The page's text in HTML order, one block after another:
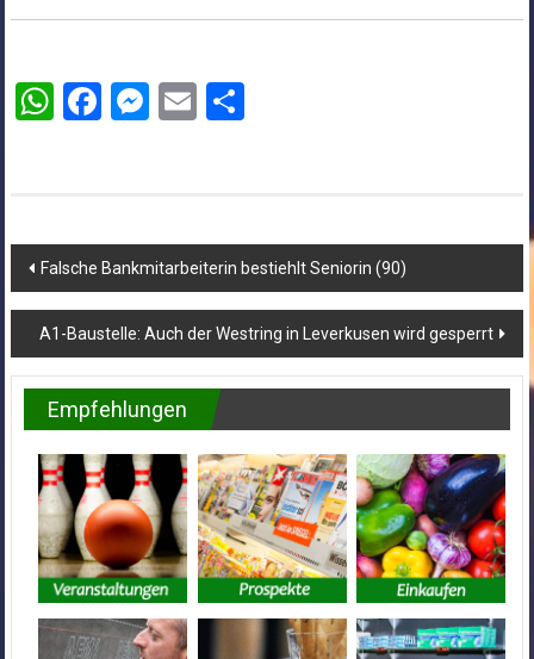
WhatsApp
Facebook
Messenger
EmailTeilen
Beitragsnavigation
Falsche Bankmitarbeiterin bestiehlt Seniorin (90)
A1-Baustelle: Auch der Westring in Leverkusen wird gesperrt
Empfehlungen